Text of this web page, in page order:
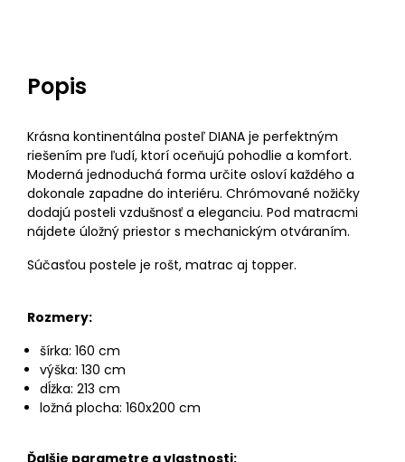
Popis
Krásna kontinentálna posteľ DIANA je perfektným
riešením pre ľudí, ktorí oceňujú pohodlie a komfort.
Moderná jednoduchá forma určite osloví každého a
dokonale zapadne do interiéru. Chrómované nožičky
dodajú posteli vzdušnosť a eleganciu. Pod matracmi
nájdete úložný priestor s mechanickým otváraním.
Súčasťou postele je rošt, matrac aj topper.
Rozmery:
šírka: 160 cm
výška: 130 cm
dĺžka: 213 cm
ložná plocha: 160x200 cm
Ďalšie parametre a vlastnosti: